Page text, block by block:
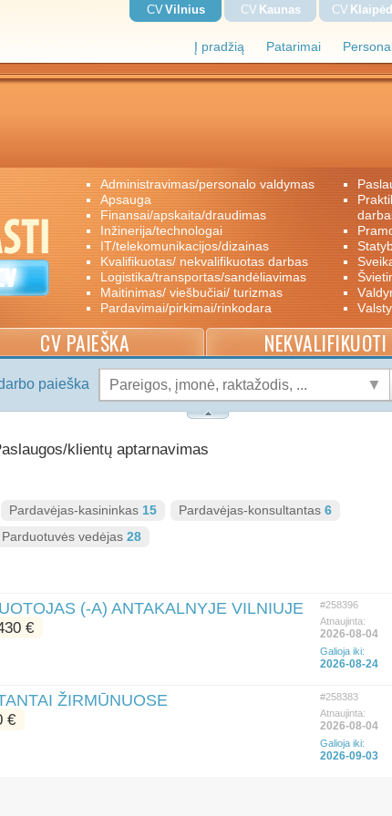
Į pradžią Patarimai
CVVilnius CV Kaunas CV
administravimas/personalo valdymas
apsauga
finansai/apskaita/draudimas
inžinerija/technologai
IT/telekomunikacijos/dizainas
kvalifikuotas/ nekvalifikuotas darbas
logistika/transportas/sandėliavimas
maitinimas/ viešbučiai/ turizmas
pardavimai/pirkimai/rinkodara
praktika/savanoriškas darbas/papildomas
CV PAIEŠKA NEKVALIFIKUOTI
paieška
klientų aptarnavimas
Pardavėjas-kasininkas 15 Pardavėjas-konsultantas 6
Parduotuvės vedėjas 28
(-A) ANTAKALNYJE VILNIUJE
€
#258396
Atnaujinta:
2026-08-04
Galioja iki:
2026-08-24
ŽIRMŪNUOSE
€
#258383
Atnaujinta:
2026-08-04
Galioja iki:
2026-09-03